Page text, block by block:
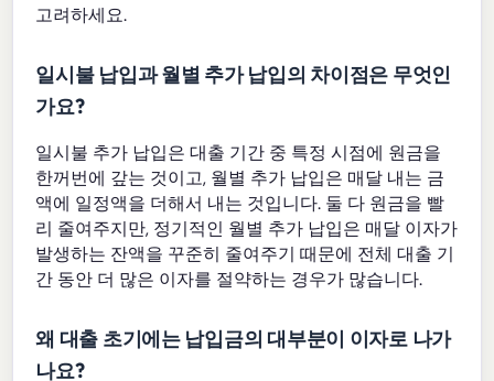
고려하세요.
일시불 납입과 월별 추가 납입의 차이점은 무엇인
가요?
일시불 추가 납입은 대출 기간 중 특정 시점에 원금을
한꺼번에 갚는 것이고, 월별 추가 납입은 매달 내는 금
액에 일정액을 더해서 내는 것입니다. 둘 다 원금을 빨
리 줄여주지만, 정기적인 월별 추가 납입은 매달 이자가
발생하는 잔액을 꾸준히 줄여주기 때문에 전체 대출 기
간 동안 더 많은 이자를 절약하는 경우가 많습니다.
왜 대출 초기에는 납입금의 대부분이 이자로 나가
나요?